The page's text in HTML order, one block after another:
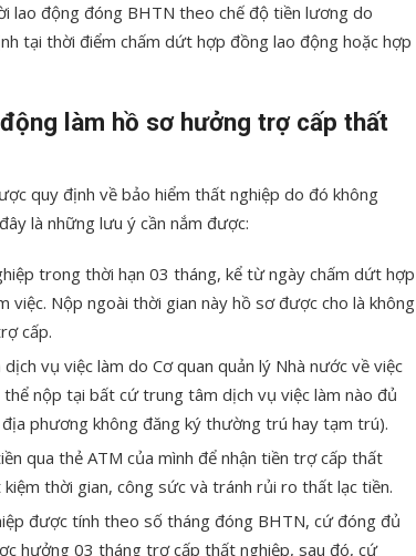
lao động đóng BHTN theo chế độ tiền lương do
tại thời điểm chấm dứt hợp đồng lao động hoặc hợp
làm hồ sơ hưởng trợ cấp thất
quy định về bảo hiểm thất nghiệp do đó không
là những lưu ý cần nắm được:
trong thời hạn 03 tháng, kể từ ngày chấm dứt hợp
việc. Nộp ngoài thời gian này hồ sơ được cho là không
cấp.
vụ việc làm do Cơ quan quản lý Nhà nước về việc
nộp tại bất cứ trung tâm dịch vụ việc làm nào đủ
phương không đăng ký thường trú hay tạm trú).
qua thẻ ATM của mình để nhận tiền trợ cấp thất
thời gian, công sức và tránh rủi ro thất lạc tiền.
được tính theo số tháng đóng BHTN, cứ đóng đủ
hưởng 03 tháng trợ cấp thất nghiệp, sau đó, cứ